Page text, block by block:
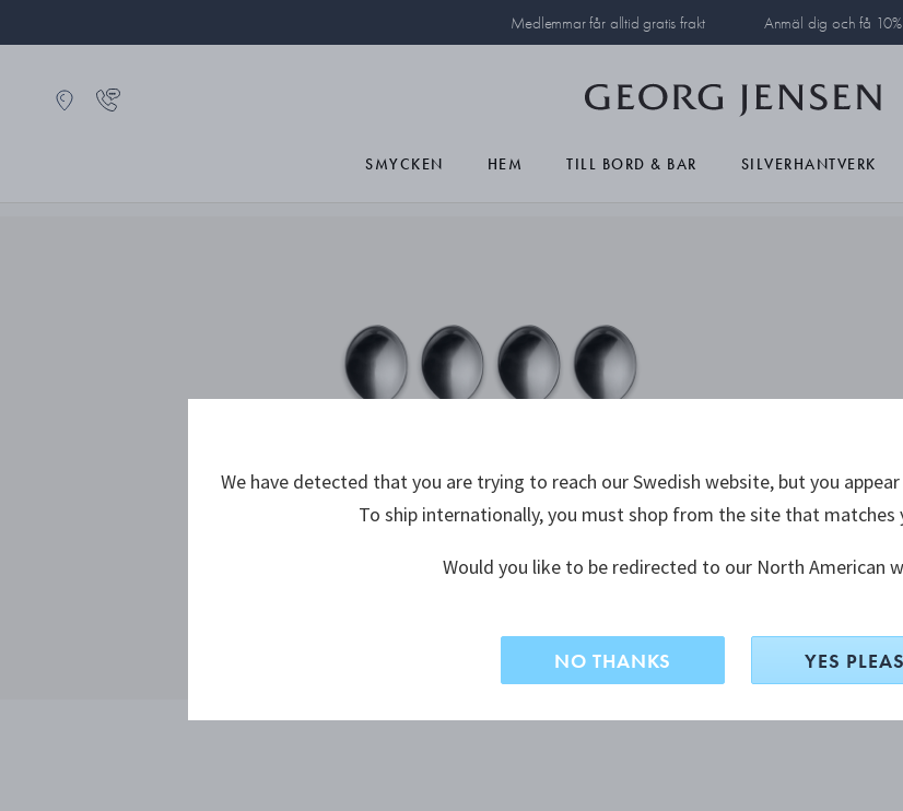
Medlemmar får alltid gratis frakt Anmäl dig och få 10%
SMYCKEN HEM TILL BORD & BAR SILVERHANTVERK
We have detected that you are trying to reach our Swedish website, but you
To ship internationally, you must shop from the site that matches
Would you like to be redirected to our North American
NO THANKS YES